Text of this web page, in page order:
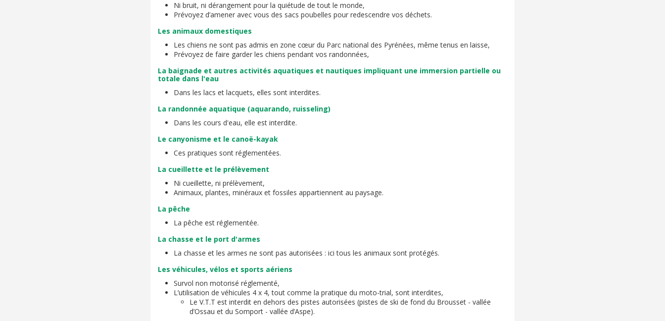
Ni bruit, ni dérangement pour la quiétude de tout le monde,
Prévoyez d’amener avec vous des sacs poubelles pour redescendre vos déchets.
Les animaux domestiques
Les chiens ne sont pas admis en zone cœur du Parc national des Pyrénées, même tenus en laisse,
Prévoyez de faire garder les chiens pendant vos randonnées,
La baignade et autres activités aquatiques et nautiques impliquant une immersion partielle ou
totale dans l'eau
Dans les lacs et lacquets, elles sont interdites.
La randonnée aquatique (aquarando, ruisseling)
Dans les cours d'eau, elle est interdite.
Le canyonisme et le canoë-kayak
Ces pratiques sont réglementées.
La cueillette et le prélèvement
Ni cueillette, ni prélèvement,
Animaux, plantes, minéraux et fossiles appartiennent au paysage.
La pêche
La pêche est réglementée.
La chasse et le port d'armes
La chasse et les armes ne sont pas autorisées : ici tous les animaux sont protégés.
Les véhicules, vélos et sports aériens
Survol non motorisé réglementé,
L’utilisation de véhicules 4 x 4, tout comme la pratique du moto-trial, sont interdites,
Le V.T.T est interdit en dehors des pistes autorisées (pistes de ski de fond du Brousset - vallée
d’Ossau et du Somport - vallée d’Aspe).